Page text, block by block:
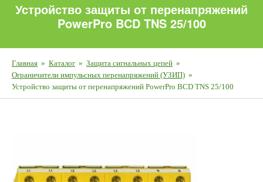
Устройство защиты от перенапряжений
PowerPro BCD TNS 25/100
Главная » Каталог » Защита сигнальных цепей »
Ограничители импульсных перенапряжений (УЗИП) »
Устройство защиты от перенапряжений PowerPro BCD TNS 25/100